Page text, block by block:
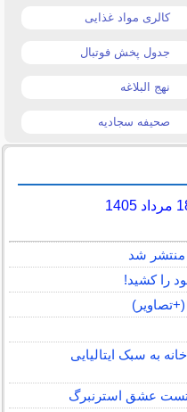
کالری مواد غذایی
جدول پخش فوتبال
نهج البلاغه
صحیفه سجادیه
را کشید!
(+تصاویر)
به سبک ایتالیایی
تست عشق استرنبرگ